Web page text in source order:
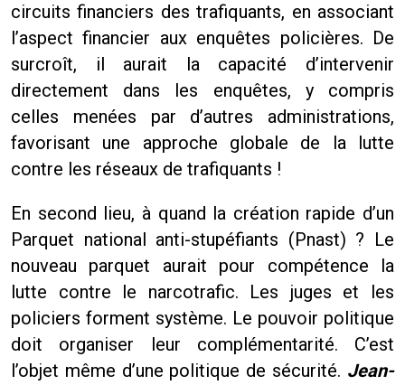
circuits financiers des trafiquants, en associant
l’aspect financier aux enquêtes policières. De
surcroît, il aurait la capacité d’intervenir
directement dans les enquêtes, y compris
celles menées par d’autres administrations,
favorisant une approche globale de la lutte
contre les réseaux de trafiquants !
En second lieu, à quand la création rapide d’un
Parquet national anti-stupéfiants (Pnast) ? Le
nouveau parquet aurait pour compétence la
lutte contre le narcotrafic. Les juges et les
policiers forment système. Le pouvoir politique
doit organiser leur complémentarité. C’est
l’objet même d’une politique de sécurité. Jean-